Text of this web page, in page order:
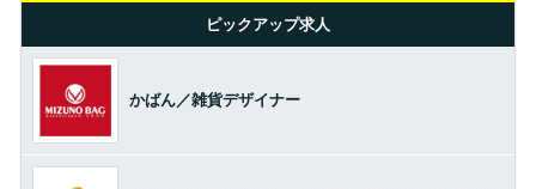
ピックアップ求人
かばん／雑貨デザイナー